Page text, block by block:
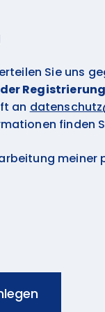
Sie uns
an
finden
meiner